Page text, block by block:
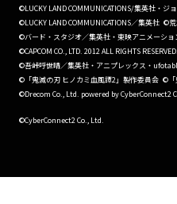
©LUCKY LAND COMMUNICATIONS/集英社・ジ
©LUCKY LAND COMMUNICATIONS／集英社 ©荒
©バード・スタジオ／集英社・東映アニメーショ
©CAPCOM CO., LTD. 2012 ALL RIGHTS RESERVED.
©吾峠呼世晴／集英社・アニプレックス・
©「鬼滅の刃 ヒノカミ血風譚2」製作委員会 ©「
©Drecom Co., Ltd. powered by CyberConnect2
©CyberConnect2 Co., Ltd.